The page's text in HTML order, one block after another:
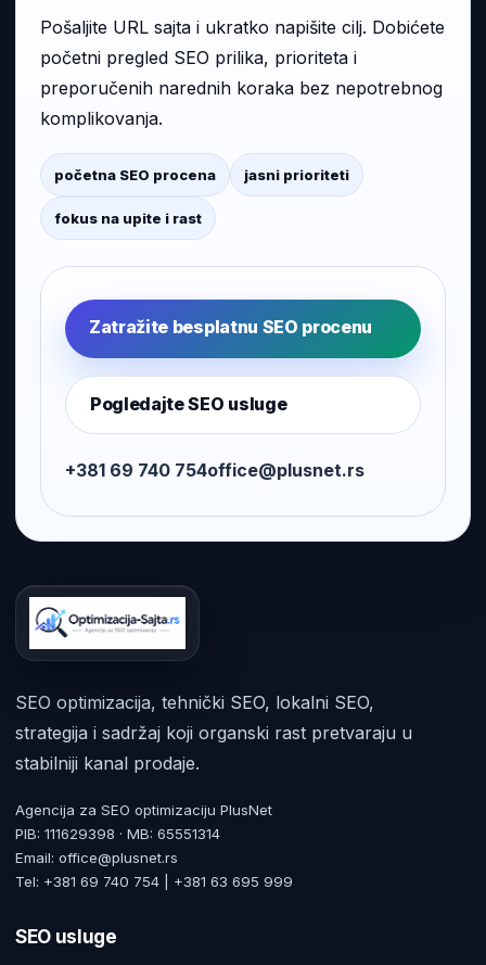
Pošaljite URL sajta i ukratko napišite cilj. Dobićete
početni pregled SEO prilika, prioriteta i
preporučenih narednih koraka bez nepotrebnog
komplikovanja.
početna SEO procena jasni prioriteti
fokus na upite i rast
Zatražite besplatnu SEO procenu
Pogledajte SEO usluge
+381 69 740 754office@plusnet.rs
SEO optimizacija, tehnički SEO, lokalni SEO,
strategija i sadržaj koji organski rast pretvaraju u
stabilniji kanal prodaje.
Agencija za SEO optimizaciju PlusNet
PIB: 111629398 · MB: 65551314
Email: office@plusnet.rs
Tel: +381 69 740 754 | +381 63 695 999
SEO usluge